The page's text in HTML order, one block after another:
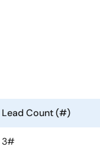
Lead Count (#)
3#